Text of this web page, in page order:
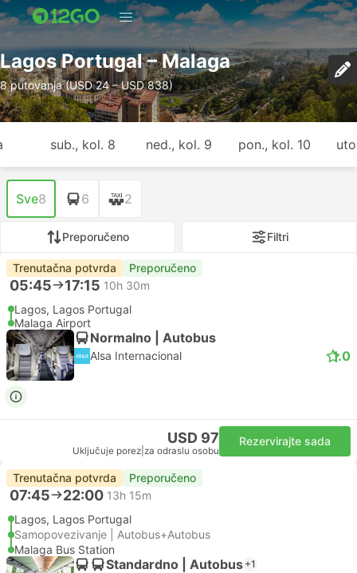
Lagos Portugal – Malaga
8 putovanja (USD 24 – USD 838)
sub., kol. 8 ned., kol. 9 pon., kol. 10
Sve8 6 2
Preporučeno Filtri
Trenutačna potvrda Preporučeno
05:45 17:15 10h 30m
Lagos, Lagos Portugal
Malaga Airport
Normalno | Autobus
Alsa Internacional 1.0
USD 97
Uključuje porez za odraslu osobu
Rezervirajte sada
Trenutačna potvrda Preporučeno
07:45 22:00 13h 15m
Lagos, Lagos Portugal
Samopovezivanje | Autobus+Autobus
Malaga Bus Station
Standardno | Autobus +1